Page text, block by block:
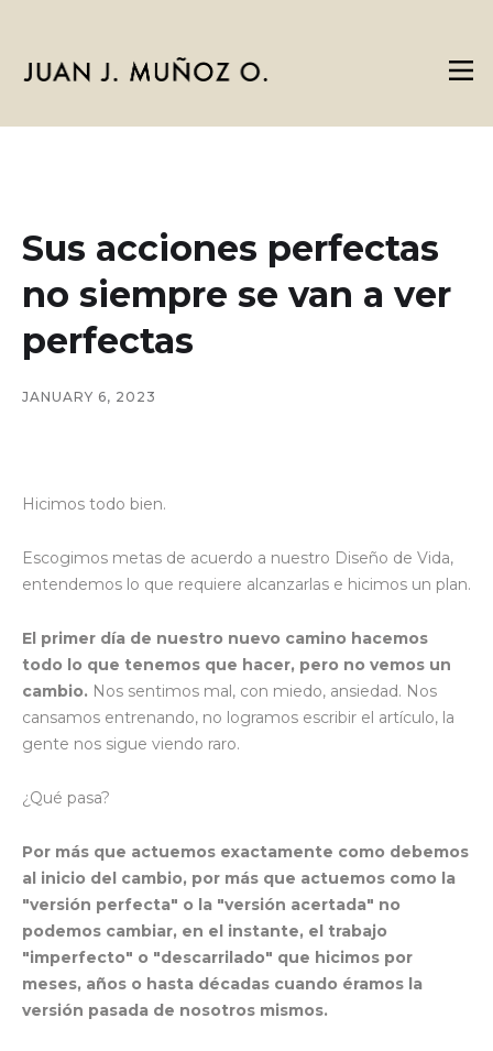
Sus acciones perfectas
no siempre se van a ver
perfectas
JANUARY 6, 2023
Hicimos todo bien.
Escogimos metas de acuerdo a nuestro Diseño de Vida,
entendemos lo que requiere alcanzarlas e hicimos un plan.
El primer día de nuestro nuevo camino hacemos
todo lo que tenemos que hacer, pero no vemos un
cambio. Nos sentimos mal, con miedo, ansiedad. Nos
cansamos entrenando, no logramos escribir el artículo, la
gente nos sigue viendo raro.
¿Qué pasa?
Por más que actuemos exactamente como debemos
al inicio del cambio, por más que actuemos como la
"versión perfecta" o la "versión acertada" no
podemos cambiar, en el instante, el trabajo
"imperfecto" o "descarrilado" que hicimos por
meses, años o hasta décadas cuando éramos la
versión pasada de nosotros mismos.